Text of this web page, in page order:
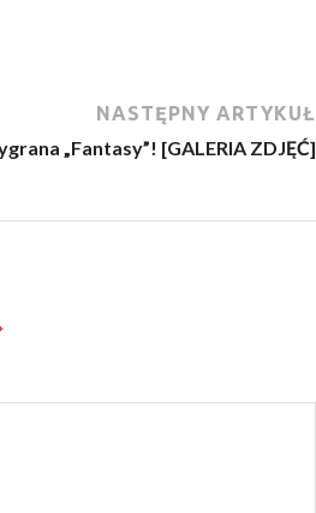
NASTĘPNY ARTYKUŁ
„Fantasy”! [GALERIA ZDJĘĆ]